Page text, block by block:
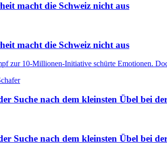
macht die Schweiz nicht aus
macht die Schweiz nicht aus
zur 10-Millionen-Initiative schürte Emotionen.
Suche nach dem kleinsten Übel bei
Suche nach dem kleinsten Übel bei